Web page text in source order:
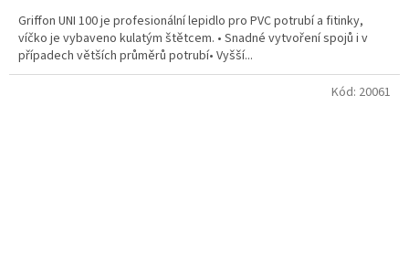
Griffon UNI 100 je profesionální lepidlo pro PVC potrubí a fitinky,
víčko je vybaveno kulatým štětcem. • Snadné vytvoření spojů i v
případech větších průměrů potrubí• Vyšší...
Kód: 20061